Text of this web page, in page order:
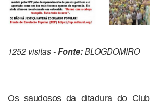
1252 visitas -Fonte:BLOGDOMIRO
Os saudosos da ditadura do